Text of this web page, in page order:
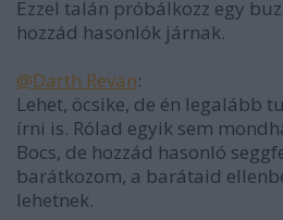
Ezzel talán próbálkozz egy
hozzád hasonlók járnak.
@Darth Revan:
Lehet, öcsike, de én legalább
írni is. Rólad egyik sem
Bocs, de hozzád hasonló
barátkozom, a barátaid
lehetnek.